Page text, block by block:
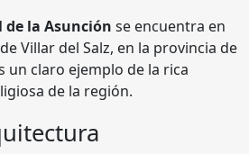
la Asunción se encuentra en
Villar del Salz, en la provincia de
un claro ejemplo de la rica
de la región.